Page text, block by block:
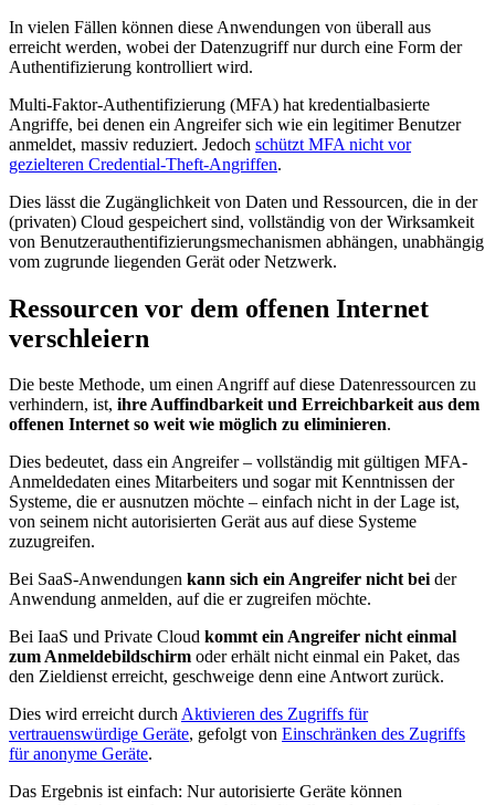
In vielen Fällen können diese Anwendungen von überall aus
erreicht werden, wobei der Datenzugriff nur durch eine Form der
Authentifizierung kontrolliert wird.
Multi-Faktor-Authentifizierung (MFA) hat kredentialbasierte
Angriffe, bei denen ein Angreifer sich wie ein legitimer Benutzer
anmeldet, massiv reduziert. Jedoch schützt MFA nicht vor
gezielteren Credential-Theft-Angriffen.
Dies lässt die Zugänglichkeit von Daten und Ressourcen, die in der
(privaten) Cloud gespeichert sind, vollständig von der Wirksamkeit
von Benutzerauthentifizierungsmechanismen abhängen, unabhängig
vom zugrunde liegenden Gerät oder Netzwerk.
Ressourcen vor dem offenen Internet
verschleiern
Die beste Methode, um einen Angriff auf diese Datenressourcen zu
verhindern, ist, ihre Auffindbarkeit und Erreichbarkeit aus dem
offenen Internet so weit wie möglich zu eliminieren.
Dies bedeutet, dass ein Angreifer – vollständig mit gültigen MFA-
Anmeldedaten eines Mitarbeiters und sogar mit Kenntnissen der
Systeme, die er ausnutzen möchte – einfach nicht in der Lage ist,
von seinem nicht autorisierten Gerät aus auf diese Systeme
zuzugreifen.
Bei SaaS-Anwendungen kann sich ein Angreifer nicht beider
Anwendung anmelden, auf die er zugreifen möchte.
Bei IaaS und Private Cloud kommt ein Angreifer nicht einmal
zum Anmeldebildschirm oder erhält nicht einmal ein Paket, das
den Zieldienst erreicht, geschweige denn eine Antwort zurück.
Dies wird erreicht durchAktivieren des Zugriffs für
vertrauenswürdige Geräte, gefolgt von Einschränken des Zugriffs
für anonyme Geräte.
Das Ergebnis ist einfach: Nur autorisierte Geräte können